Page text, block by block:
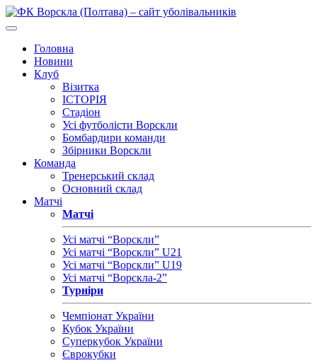
Головна
Новини
Клуб
Візитка
ІСТОРІЯ
Стадіон
Усі футболісти Ворскли
Бомбардири команди
Збірники Ворскли
Команда
Тренерський склад
Основний склад
Матчі
Матчі
Усі матчі “Ворскли”
Усі матчі “Ворскли” U21
Усі матчі “Ворскли” U19
Усі матчі “Ворскла-2”
Турніри
Чемпіонат України
Кубок України
Суперкубок України
Єврокубки